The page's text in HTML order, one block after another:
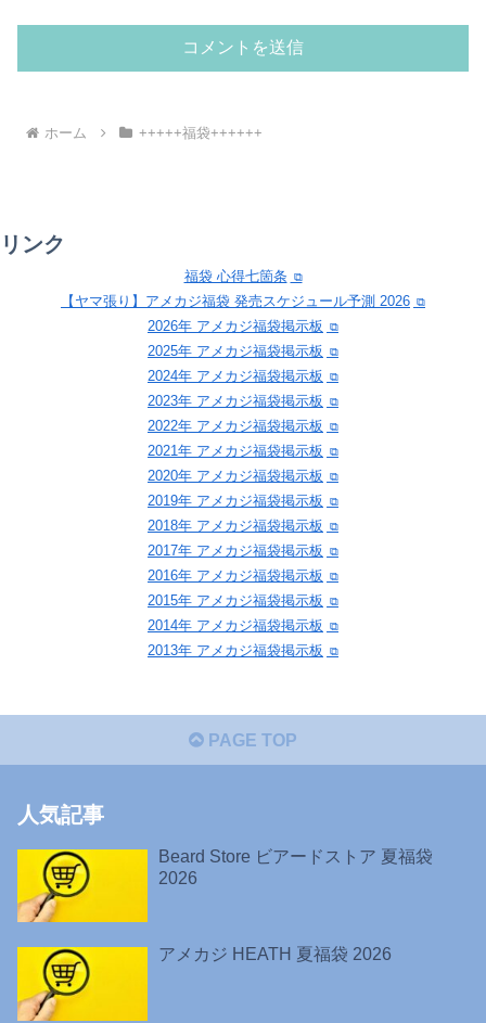
ホーム +++++福袋++++++
リンク
福袋 心得七箇条
【ヤマ張り】アメカジ福袋 発売スケジュール予測 2026
2026年 アメカジ福袋掲示板
2025年 アメカジ福袋掲示板
2024年 アメカジ福袋掲示板
2023年 アメカジ福袋掲示板
2022年 アメカジ福袋掲示板
2021年 アメカジ福袋掲示板
2020年 アメカジ福袋掲示板
2019年 アメカジ福袋掲示板
2018年 アメカジ福袋掲示板
2017年 アメカジ福袋掲示板
2016年 アメカジ福袋掲示板
2015年 アメカジ福袋掲示板
2014年 アメカジ福袋掲示板
2013年 アメカジ福袋掲示板
PAGE TOP
人気記事
Beard Store ビアードストア 夏福袋
2026
アメカジ HEATH 夏福袋 2026